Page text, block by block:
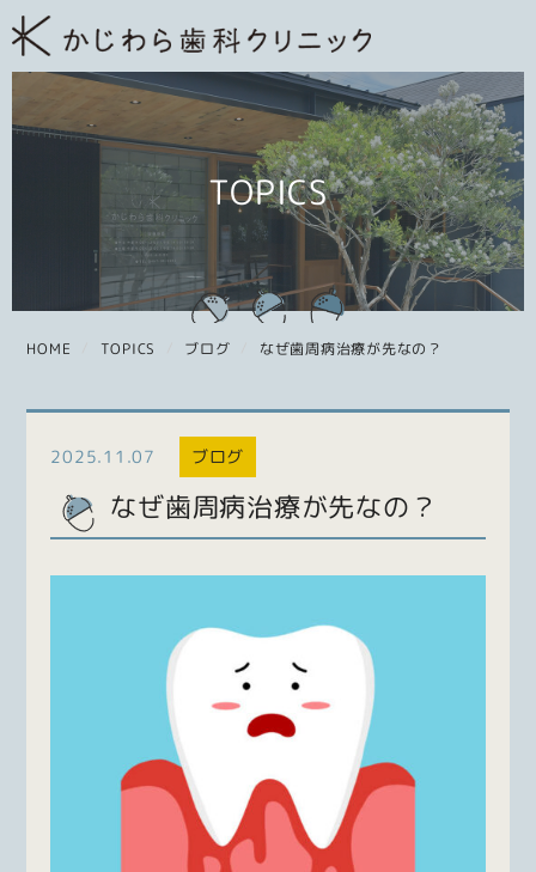
TOPICS
HOME TOPICS ブログ なぜ歯周病治療が先なの？
2025.11.07 ブログ
なぜ歯周病治療が先なの？